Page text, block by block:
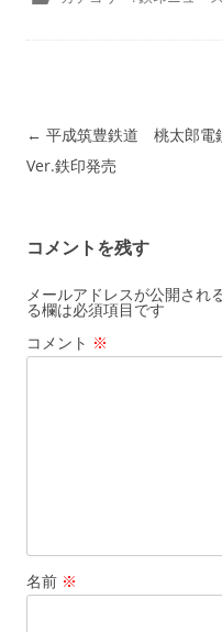
投稿ナビゲーション
← 平成筑豊鉄道 桃太郎電
Ver.鉄印発売
コメントを残す
メールアドレスが公開され
る欄は必須項目です
コメント ※
名前 ※